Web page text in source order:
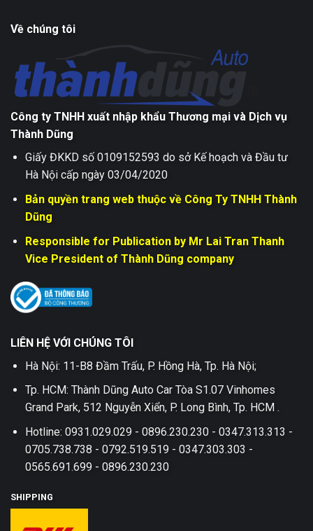
Về chúng tôi
Công ty TNHH xuất nhập khẩu Thương mại và Dịch vụ
Thành Dũng
Giấy ĐKKD số 0109152593 do sở Kế hoạch và Đầu tư
Hà Nội cấp ngày 03/04/2020
Bản quyền trang web thuộc về Công Ty TNHH Thành
Dũng
Responsible for Publication by Mr Lai Tran Thanh
Vice President of Thành Dũng company
LIÊN HỆ VỚI CHÚNG TÔI
Hà Nội: 11-B8 Đầm Trấu, P. Hồng Hà, Tp. Hà Nội;
Tp. HCM: Thành Dũng Auto Car Tòa S1.07 Vinhomes
Grand Park, 512 Nguyễn Xiển, P. Long Bình, Tp. HCM .
Hotline: 0931.029.029 - 0896.230.230 - 0347.313.313 -
0705.738.738 - 0792.519.519 - 0347.303.303 -
0565.691.699 - 0896.230.230
SHIPPING